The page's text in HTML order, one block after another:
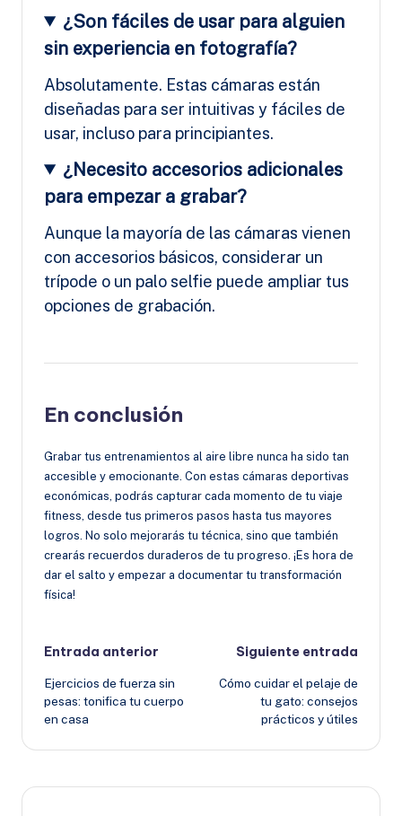
¿Son fáciles de usar para alguien
sin experiencia en fotografía?
Absolutamente. Estas cámaras están
diseñadas para ser intuitivas y fáciles de
usar, incluso para principiantes.
¿Necesito accesorios adicionales
para empezar a grabar?
Aunque la mayoría de las cámaras vienen
con accesorios básicos, considerar un
trípode o un palo selfie puede ampliar tus
opciones de grabación.
En conclusión
Grabar tus entrenamientos al aire libre nunca ha sido tan
accesible y emocionante. Con estas cámaras deportivas
económicas, podrás capturar cada momento de tu viaje
fitness, desde tus primeros pasos hasta tus mayores
logros. No solo mejorarás tu técnica, sino que también
crearás recuerdos duraderos de tu progreso. ¡Es hora de
dar el salto y empezar a documentar tu transformación
física!
Navegación
de
entradas
Entrada anterior
Ejercicios de fuerza sin
pesas: tonifica tu cuerpo
en casa
Siguiente entrada
Cómo cuidar el pelaje de
tu gato: consejos
prácticos y útiles